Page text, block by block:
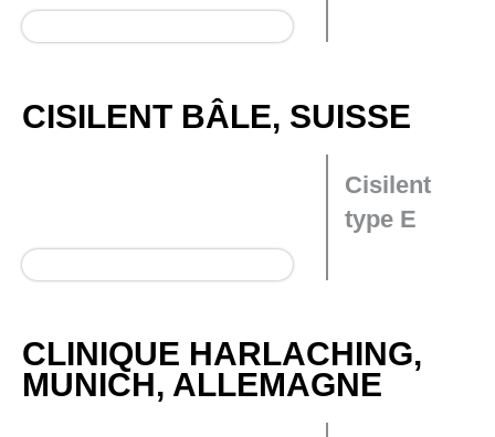
CISILENT BÂLE, SUISSE
Cisilent
type E
CLINIQUE HARLACHING,
MUNICH, ALLEMAGNE